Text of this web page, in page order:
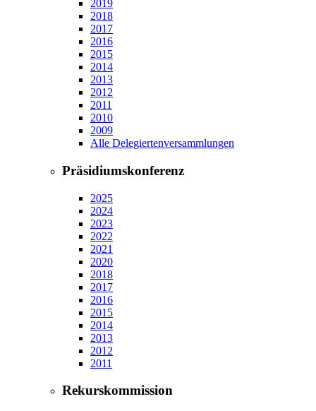
2019
2018
2017
2016
2015
2014
2013
2012
2011
2010
2009
Alle Delegiertenversammlungen
Präsidiumskonferenz
2025
2024
2023
2022
2021
2020
2018
2017
2016
2015
2014
2013
2012
2011
Rekurskommission